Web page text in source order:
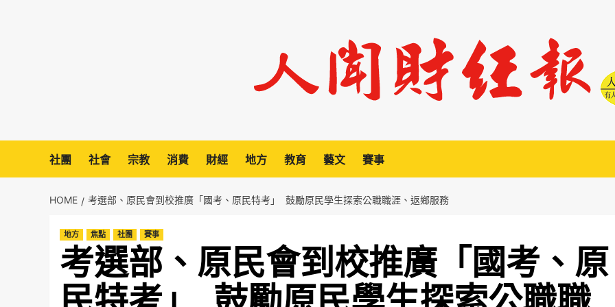
社團 社會 宗教 消費 財經 地方 教育 藝文 賽事
HOME 考選部、原民會到校推廣「國考、原民特考」 鼓勵原民學生探索公職職涯、返鄉服務
地方 焦點 社團 賽事
考選部、原民會到校推廣「國考、原